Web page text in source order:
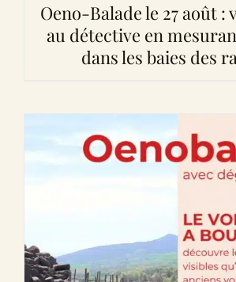
Oeno-Balade le 27 août :
au détective en
dans les baies des